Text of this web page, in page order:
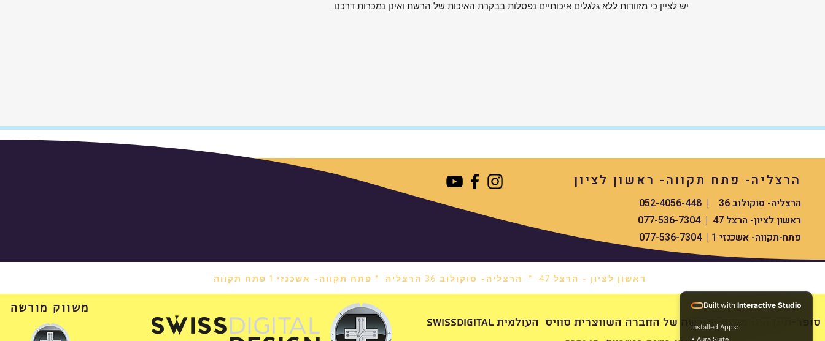
יש לציין כי מזוודות ללא גלגלים איכותיים נפסלות בבקרת האיכות של הרשת ואינן נמכרות דרכנו.
הרצליה- פתח תקווה- ראשון לציון
הרצליה- סוקולוב 36 | 052-4056-448
ראשון לציון- הרצל 47 | 077-536-7304
פתח-תקווה- אשכנזי 1 | 077-536-7304
ראשון לציון - הרצל 47 * הרצליה- סוקולוב 36 הרצליה * פתח תקווה- אשכנזי 1 פתח תקווה
משווק מורשה Built with Interactive Studio
Installed Apps:
• Aura Suite